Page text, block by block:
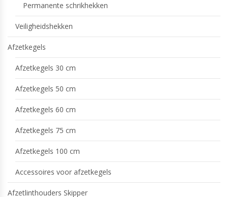
Permanente schrikhekken
Veiligheidshekken
Afzetkegels
Afzetkegels 30 cm
Afzetkegels 50 cm
Afzetkegels 60 cm
Afzetkegels 75 cm
Afzetkegels 100 cm
Accessoires voor afzetkegels
Afzetlinthouders Skipper